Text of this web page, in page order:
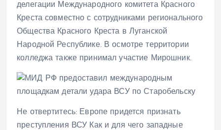
делегации Международного комитета Красного
Креста совместно с сотрудниками регионального
Общества Красного Креста в Луганской
Народной Республике. В осмотре территории
колледжа также принимал участие Мирошник.
Не отвертитесь: Европе придется признать
преступления ВСУ Как и для чего западные